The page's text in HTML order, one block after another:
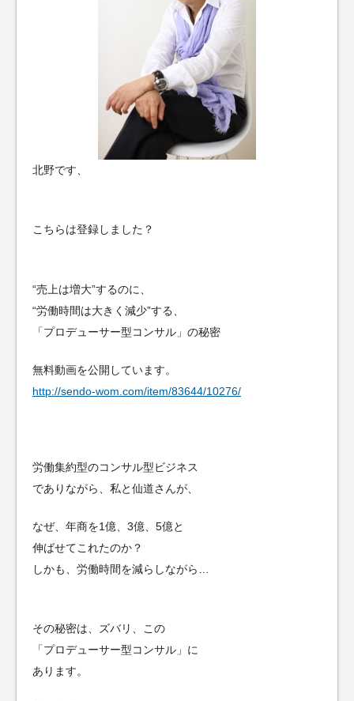
北野です、
こちらは登録しました？
“売上は増大”するのに、
“労働時間は大きく減少”する、
「プロデューサー型コンサル」の秘密
無料動画を公開しています。
http://sendo-wom.com/item/83644/10276/
労働集約型のコンサル型ビジネス
でありながら、私と仙道さんが、
なぜ、年商を1億、3億、5億と
伸ばせてこれたのか？
しかも、労働時間を減らしながら…
その秘密は、ズバリ、この
「プロデューサー型コンサル」に
あります。